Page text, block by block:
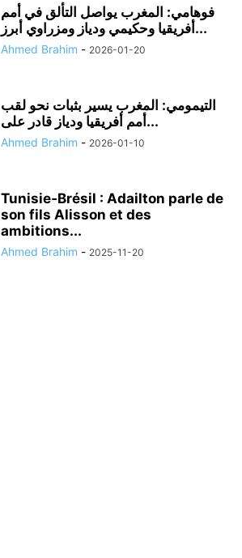
فوهامي: المغرب يواصل التألق في أمم
أفريقيا وحكيمي ودياز ومزراوي أبرز...
Ahmed Brahim - 2026-01-20
التيمومي: المغرب يسير بثبات نحو لقب
أمم أفريقيا ودياز قادر على...
Ahmed Brahim - 2026-01-10
Tunisie‑Brésil : Adailton parle de
son fils Alisson et des
ambitions...
Ahmed Brahim - 2025-11-20